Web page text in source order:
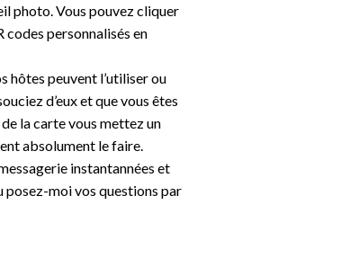
photo. Vous pouvez cliquer
personnalisés en
hôtes peuvent l’utiliser ou
d’eux et que vous êtes
la carte vous mettez un
absolument le faire.
instantannées et
posez-moi vos questions par